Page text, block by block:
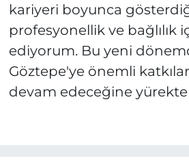
kariyeri boyunca
profesyonellik ve bağlılık
ediyorum. Bu yeni
Göztepe'ye önemli
devam edeceğine